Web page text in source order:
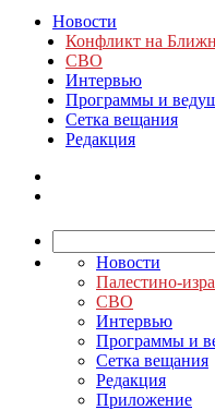
Новости
Конфликт на
СВО
Интервью
Программы и
Сетка вещания
Редакция
Новости
Палестино-
СВО
Интервью
Программы и
Сетка вещания
Редакция
Приложение